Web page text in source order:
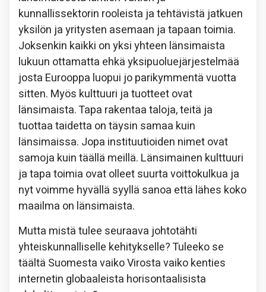
kunnallissektorin rooleista ja tehtävistä jatkuen
yksilön ja yritysten asemaan ja tapaan toimia.
Joksenkin kaikki on yksi yhteen länsimaista
lukuun ottamatta ehkä yksipuoluejärjestelmää
josta Eurooppa luopui jo parikymmentä vuotta
sitten. Myös kulttuuri ja tuotteet ovat
länsimaista. Tapa rakentaa taloja, teitä ja
tuottaa taidetta on täysin samaa kuin
länsimaissa. Jopa instituutioiden nimet ovat
samoja kuin täällä meillä. Länsimainen kulttuuri
ja tapa toimia ovat olleet suurta voittokulkua ja
nyt voimme hyvällä syyllä sanoa että lähes koko
maailma on länsimaista.
Mutta mistä tulee seuraava johtotähti
yhteiskunnalliselle kehitykselle? Tuleeko se
täältä Suomesta vaiko Virosta vaiko kenties
internetin globaaleista horisontaalisista